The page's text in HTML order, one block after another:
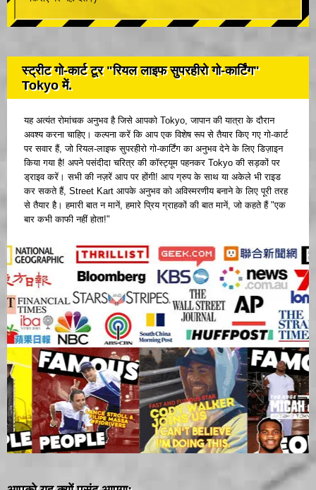
स्ट्रीट गो-कार्ट टूर "रियल लाइफ सुपरहीरो गो-कार्टिंग"
Tokyo में.
यह अत्यंत रोमांचक अनुभव है जिसे आपको Tokyo, जापान की यात्रा के दौरान
अवश्य करना चाहिए। कल्पना करें कि आप एक विशेष रूप से तैयार किए गए गो-कार्ट
पर सवार हैं, जो रियल-लाइफ सुपरहीरो गो-कार्टिंग का अनुभव देने के लिए डिज़ाइन
किया गया है! अपने पसंदीदा चरित्र की कॉस्ट्यूम पहनकर Tokyo की सड़कों पर
ड्राइव करें। सभी की नज़रें आप पर होंगी! आप ग्रुप के साथ या अकेले भी राइड
कर सकते हैं, Street Kart आपके अनुभव को अविस्मरणीय बनाने के लिए पूरी तरह
से तैयार है। हमारी बात न मानें, हमारे प्रिय ग्राहकों की बात मानें, जो कहते हैं "एक
बार कभी काफी नहीं होता!"